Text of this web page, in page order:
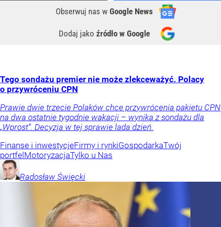
Obserwuj nas w Google News
Dodaj jako źródło w Google
Tego sondażu premier nie może zlekceważyć. Polacy
o przywróceniu CPN
Prawie dwie trzecie Polaków chce przywrócenia pakietu CPN
na dwa ostatnie tygodnie wakacji – wynika z sondażu dla
„Wprost”. Decyzja w tej sprawie lada dzień.
Finanse i inwestycjeFirmy i rynkiGospodarkaTwój
portfelMotoryzacjaTylko u Nas
Radosław Święcki